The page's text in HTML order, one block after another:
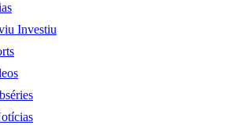
Investiu